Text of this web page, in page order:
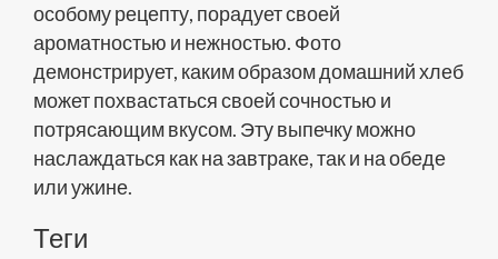
особому рецепту, порадует своей
ароматностью и нежностью. Фото
демонстрирует, каким образом домашний хлеб
может похвастаться своей сочностью и
потрясающим вкусом. Эту выпечку можно
наслаждаться как на завтраке, так и на обеде
или ужине.
Теги